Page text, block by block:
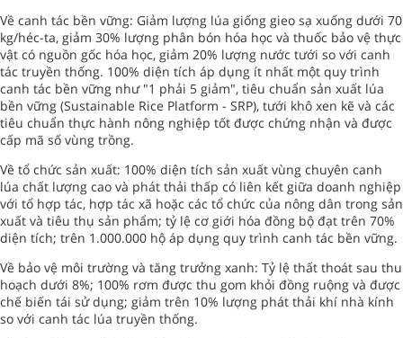
Về canh tác bền vững: Giảm lượng lúa giống gieo sạ xuống dưới 70
kg/héc-ta, giảm 30% lượng phân bón hóa học và thuốc bảo vệ thực
vật có nguồn gốc hóa học, giảm 20% lượng nước tưới so với canh
tác truyền thống. 100% diện tích áp dụng ít nhất một quy trình
canh tác bền vững như "1 phải 5 giảm", tiêu chuẩn sản xuất lúa
bền vững (Sustainable Rice Platform - SRP), tưới khô xen kẽ và các
tiêu chuẩn thực hành nông nghiệp tốt được chứng nhận và được
cấp mã số vùng trồng.
Về tổ chức sản xuất: 100% diện tích sản xuất vùng chuyên canh
lúa chất lượng cao và phát thải thấp có liên kết giữa doanh nghiệp
với tổ hợp tác, hợp tác xã hoặc các tổ chức của nông dân trong sản
xuất và tiêu thụ sản phẩm; tỷ lệ cơ giới hóa đồng bộ đạt trên 70%
diện tích; trên 1.000.000 hộ áp dụng quy trình canh tác bền vững.
Về bảo vệ môi trường và tăng trưởng xanh: Tỷ lệ thất thoát sau thu
hoạch dưới 8%; 100% rơm được thu gom khỏi đồng ruộng và được
chế biến tái sử dụng; giảm trên 10% lượng phát thải khí nhà kính
so với canh tác lúa truyền thống.